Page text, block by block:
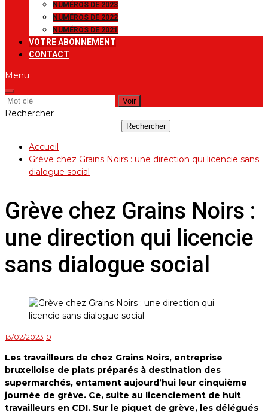
NUMÉROS DE 2023
NUMÉROS DE 2022
NUMÉROS DE 2021
VOTRE ABONNEMENT
CONTACT
Menu
Rechercher:
Rechercher
Rechercher
Accueil
Grève chez Grains Noirs : une direction qui licencie sans
dialogue social
Grève chez Grains Noirs :
une direction qui licencie
sans dialogue social
13/02/2023 0
Les travailleurs de chez Grains Noirs, entreprise
bruxelloise de plats préparés à destination des
supermarchés, entament aujourd’hui leur cinquième
journée de grève. Ce, suite au licenciement de huit
travailleurs en CDI. Sur le piquet de grève, les délégués